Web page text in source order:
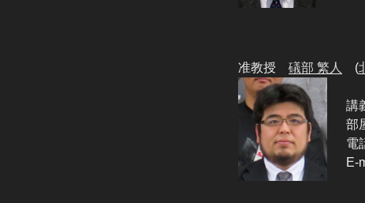
准教授 礒部 繁人 (
講
部
電
E-